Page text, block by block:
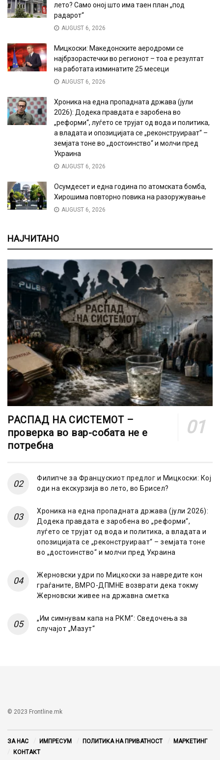
лето? Само оној што има таен план „под
радарот“
AUGUST 6, 2026
Мицкоски: Македонските аеродроми се
најбрзорастечки во регионот – тоа е резултат
на работата изминатите 25 месеци
AUGUST 6, 2026
Хроника на една пропадната држава (јули
2026): Додека правдата е заробена во
„реформи“, луѓето се трујат од вода и политика,
а владата и опозицијата се „реконструираат“ –
земјата тоне во „достоинство“ и молчи пред
Украина
AUGUST 6, 2026
Осумдесет и една година по атомската бомба,
Хирошима повторно повика на разоружување
AUGUST 6, 2026
НАЈЧИТАНО
РАСПАД НА СИСТЕМОТ –
проверка во вар-собата не е
потребна
Филипче за Францускиот предлог и Мицкоски: Кој
оди на екскурзија во лето, во Брисел?
Хроника на една пропадната држава (јули 2026):
Додека правдата е заробена во „реформи“,
луѓето се трујат од вода и политика, а владата и
опозицијата се „реконструираат“ – земјата тоне
во „достоинство“ и молчи пред Украина
Жерновски удри по Мицкоски за навредите кон
граѓаните, ВМРО-ДПМНЕ возврати дека токму
Жерновски живее на државна сметка
„Им симнувам капа на РКМ“: Сведочења за
случајот „Мазут“
© 2023 Frontline.mk
ЗА НАС ИМПРЕСУМ ПОЛИТИКА НА ПРИВАТНОСТ
МАРКЕТИНГ
КОНТАКТ